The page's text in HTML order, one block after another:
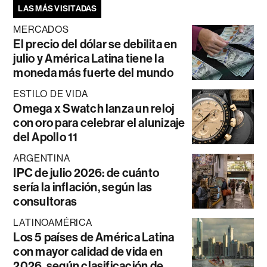
LAS MÁS VISITADAS
MERCADOS
El precio del dólar se debilita en
julio y América Latina tiene la
moneda más fuerte del mundo
ESTILO DE VIDA
Omega x Swatch lanza un reloj
con oro para celebrar el alunizaje
del Apollo 11
ARGENTINA
IPC de julio 2026: de cuánto
sería la inflación, según las
consultoras
LATINOAMÉRICA
Los 5 países de América Latina
con mayor calidad de vida en